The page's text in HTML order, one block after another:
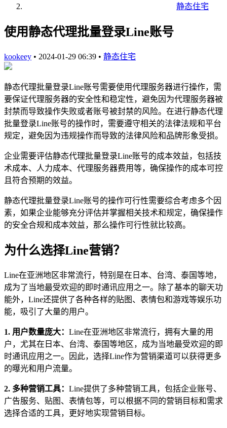
静态住宅
使用静态代理批量登录Line账号
kookeey • 2024-01-29 06:39 • 静态住宅
静态代理批量登录Line账号需要使用代理服务器进行操作，需
要保证代理服务器的安全性和稳定性，避免因为代理服务器被
封禁而导致操作失败或者账号被封禁的风险。在进行静态代理
批量登录Line账号的操作时，需要遵守相关的法律法规和平台
规定，避免因为违规操作而导致的法律风险和品牌形象受损。
企业需要评估静态代理批量登录Line账号的成本效益，包括技
术成本、人力成本、代理服务器费用等，确保操作的成本可控
且符合预期的效益。
静态代理批量登录Line账号的操作可行性需要综合考虑多个因
素，如果企业能够充分评估并掌握相关技术和规定，确保操作
的安全合规和成本效益，那么操作可行性就比较高。
为什么选择Line营销？
Line在亚洲地区非常流行，特别是在日本、台湾、泰国等地，
成为了当地最受欢迎的即时通讯应用之一。除了基本的聊天功
能外，Line还提供了各种各样的贴图、表情包和游戏等娱乐功
能，吸引了大量的用户。
1. 用户数量庞大： Line在亚洲地区非常流行，拥有大量的用
户，尤其在日本、台湾、泰国等地区，成为当地最受欢迎的即
时通讯应用之一。因此，选择Line作为营销渠道可以获得更多
的曝光和用户流量。
2. 多种营销工具： Line提供了多种营销工具，包括企业账号、
广告服务、贴图、表情包等，可以根据不同的营销目标和需求
选择合适的工具，更好地实现营销目标。